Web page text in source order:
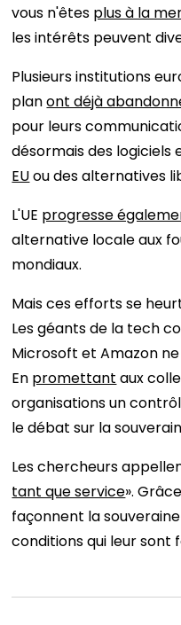
vous n'êtes plus à la
les intérêts peuvent
Plusieurs institutions
planont déjà
pour leurs
désormais des
EUou des alternatives
L'UE progresse
alternative locale aux
mondiaux.
Mais ces efforts se
Les géants de la tech
Microsoft et Amazon
En promettant aux
organisations un
le débat sur la
Les chercheurs
tant que service».
façonnent la
conditions qui leur sont